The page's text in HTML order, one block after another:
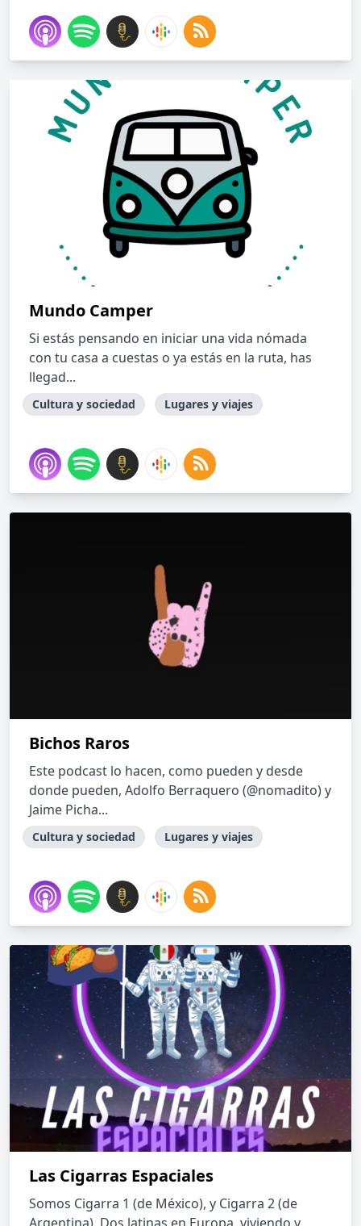
Mundo Camper
Si estás pensando en iniciar una vida nómada
con tu casa a cuestas o ya estás en la ruta, has
llegad...
Cultura y sociedad Lugares y viajes
Bichos Raros
Este podcast lo hacen, como pueden y desde
donde pueden, Adolfo Berraquero (@nomadito) y
Jaime Picha...
Cultura y sociedad Lugares y viajes
Las Cigarras Espaciales
Somos Cigarra 1 (de México), y Cigarra 2 (de